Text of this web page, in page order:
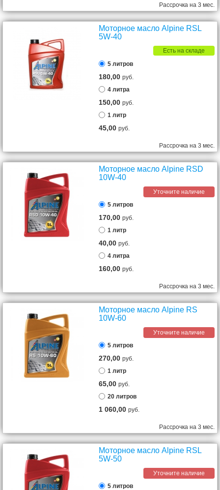
Рассрочка на 3 мес.
Моторное масло Alpine RSL
5W-40
Есть на складе
5 литров
180,00руб.
4 литра
150,00руб.
1 литр
45,00руб.
Рассрочка на 3 мес.
Моторное масло Alpine RSD
10W-40
Уточните наличие
5 литров
170,00руб.
1 литр
40,00руб.
4 литра
160,00руб.
Рассрочка на 3 мес.
Моторное масло Alpine RS
10W-60
Уточните наличие
5 литров
270,00руб.
1 литр
65,00руб.
20 литров
1 060,00руб.
Рассрочка на 3 мес.
Моторное масло Alpine RSL
5W-50
Уточните наличие
5 литров